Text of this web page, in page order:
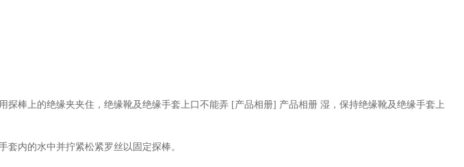
探棒上的绝缘夹夹住，绝缘靴及绝缘手套上口不能弄 [产品相册] 产品相册 湿，保持绝缘靴及绝缘手套上
内的水中并拧紧松紧罗丝以固定探棒。